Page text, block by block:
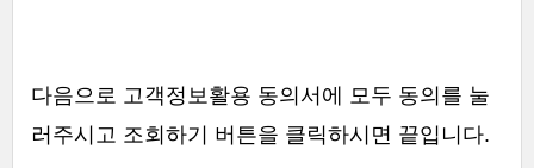
다음으로 고객정보활용 동의서에 모두 동의를 눌
러주시고 조회하기 버튼을 클릭하시면 끝입니다.